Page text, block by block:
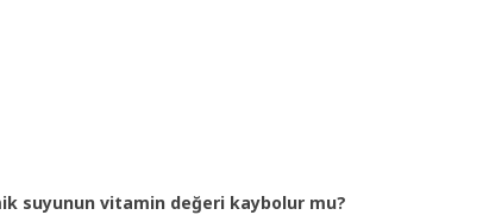
suyunun vitamin değeri kaybolur mu?